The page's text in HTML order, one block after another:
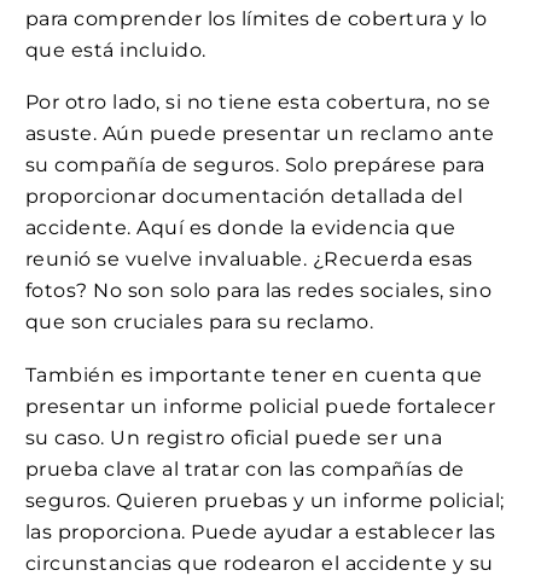
para comprender los límites de cobertura y lo
que está incluido.
Por otro lado, si no tiene esta cobertura, no se
asuste. Aún puede presentar un reclamo ante
su compañía de seguros. Solo prepárese para
proporcionar documentación detallada del
accidente. Aquí es donde la evidencia que
reunió se vuelve invaluable. ¿Recuerda esas
fotos? No son solo para las redes sociales, sino
que son cruciales para su reclamo.
También es importante tener en cuenta que
presentar un informe policial puede fortalecer
su caso. Un registro oficial puede ser una
prueba clave al tratar con las compañías de
seguros. Quieren pruebas y un informe policial;
las proporciona. Puede ayudar a establecer las
circunstancias que rodearon el accidente y su